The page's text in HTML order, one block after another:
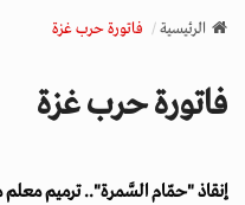
v
a
o
الرئيسية فاتورة حرب غزة
فاتورة حرب غزة
إنقاذ "حمّام السَّمرة".. ترميم معلم